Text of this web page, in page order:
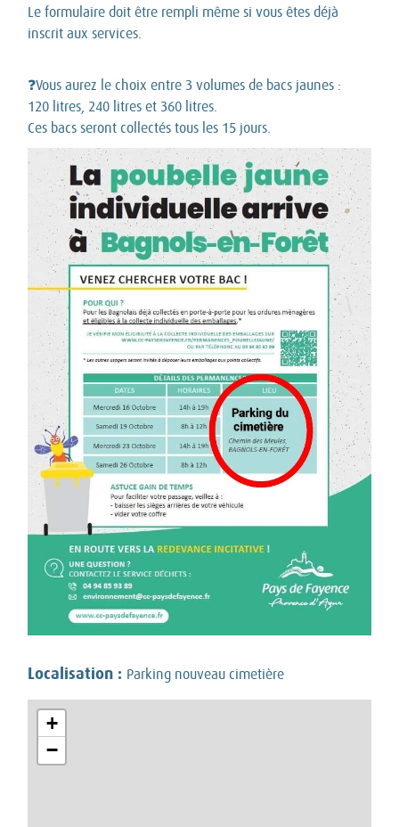
Le formulaire doit être rempli même si vous êtes déjà
inscrit aux services.
❓Vous aurez le choix entre 3 volumes de bacs jaunes :
120 litres, 240 litres et 360 litres.
Ces bacs seront collectés tous les 15 jours.
Localisation : Parking nouveau cimetière
+
−